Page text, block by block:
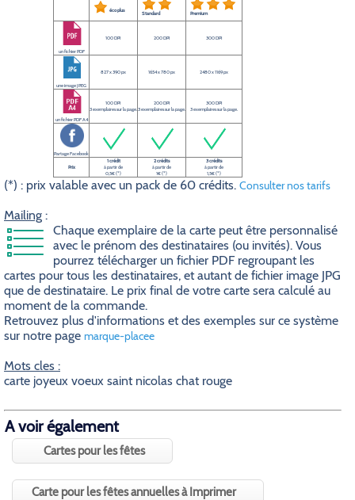
Cartes pour les fêtes
Carte pour les fêtes annuelles à Imprimer
éco plus Standard Premium
un fichier PDF
100 DPI 200 DPI 300 DPI
une image JPEG
827 x 390 px 1654 x 780 px 2480 x 1169 px
un fichier PDF A4
100 DPI
3 exemplaires sur la page.
200 DPI
3 exemplaires sur la page.
300 DPI
3 exemplaires sur la page.
Partage Facebook
Prix
1 crédit
à partir de
0,5€ (*)
2 crédits
à partir de
1€ (*)
3 crédits
à partir de
1,5€ (*)
(*) : prix valable avec un pack de 60 crédits. Consulter nos tarifs
Mailing :
Chaque exemplaire de la carte peut être personnalisé
avec le prénom des destinataires (ou invités). Vous
pourrez télécharger un fichier PDF regroupant les
cartes pour tous les destinataires, et autant de fichier image JPG
que de destinataire. Le prix final de votre carte sera calculé au
moment de la commande.
Retrouvez plus d'informations et des exemples sur ce système
sur notre page marque-placee
Mots cles :
carte joyeux voeux saint nicolas chat rouge
A voir également